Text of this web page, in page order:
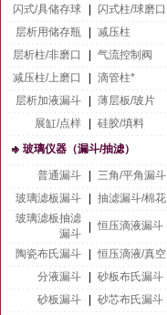
闪式/具储存球
闪式柱/球磨口
层析用储存瓶
减压柱
层析柱/非磨口
气流控制阀
减压柱/上磨口
滴管柱*
层析加液漏斗
薄层板/玻片
展缸/点样
硅胶/填料
玻璃仪器（漏斗/抽滤）
普通漏斗
三角/平角漏斗
玻璃滤板漏斗
抽滤漏斗/棉花
玻璃滤板抽滤
漏斗
恒压滴液漏斗
陶瓷布氏漏斗
恒压滴液/真空
分液漏斗
砂板布氏漏斗
砂板漏斗
砂芯布氏漏斗